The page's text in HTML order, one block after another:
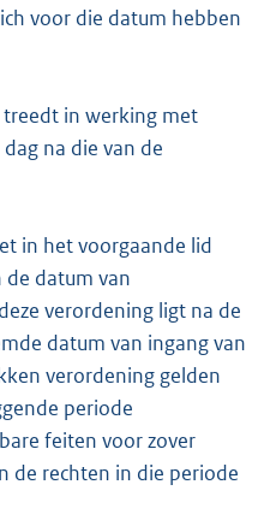
voor die datum hebben
in werking met
na die van de
in het voorgaande lid
datum van
verordening ligt na de
datum van ingang van
verordening gelden
periode
feiten voor zover
de rechten in die periode